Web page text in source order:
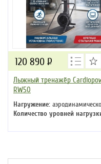
Лыжный тренажёр
RW50
Нагружение:
Количество уровней
120 890 Р